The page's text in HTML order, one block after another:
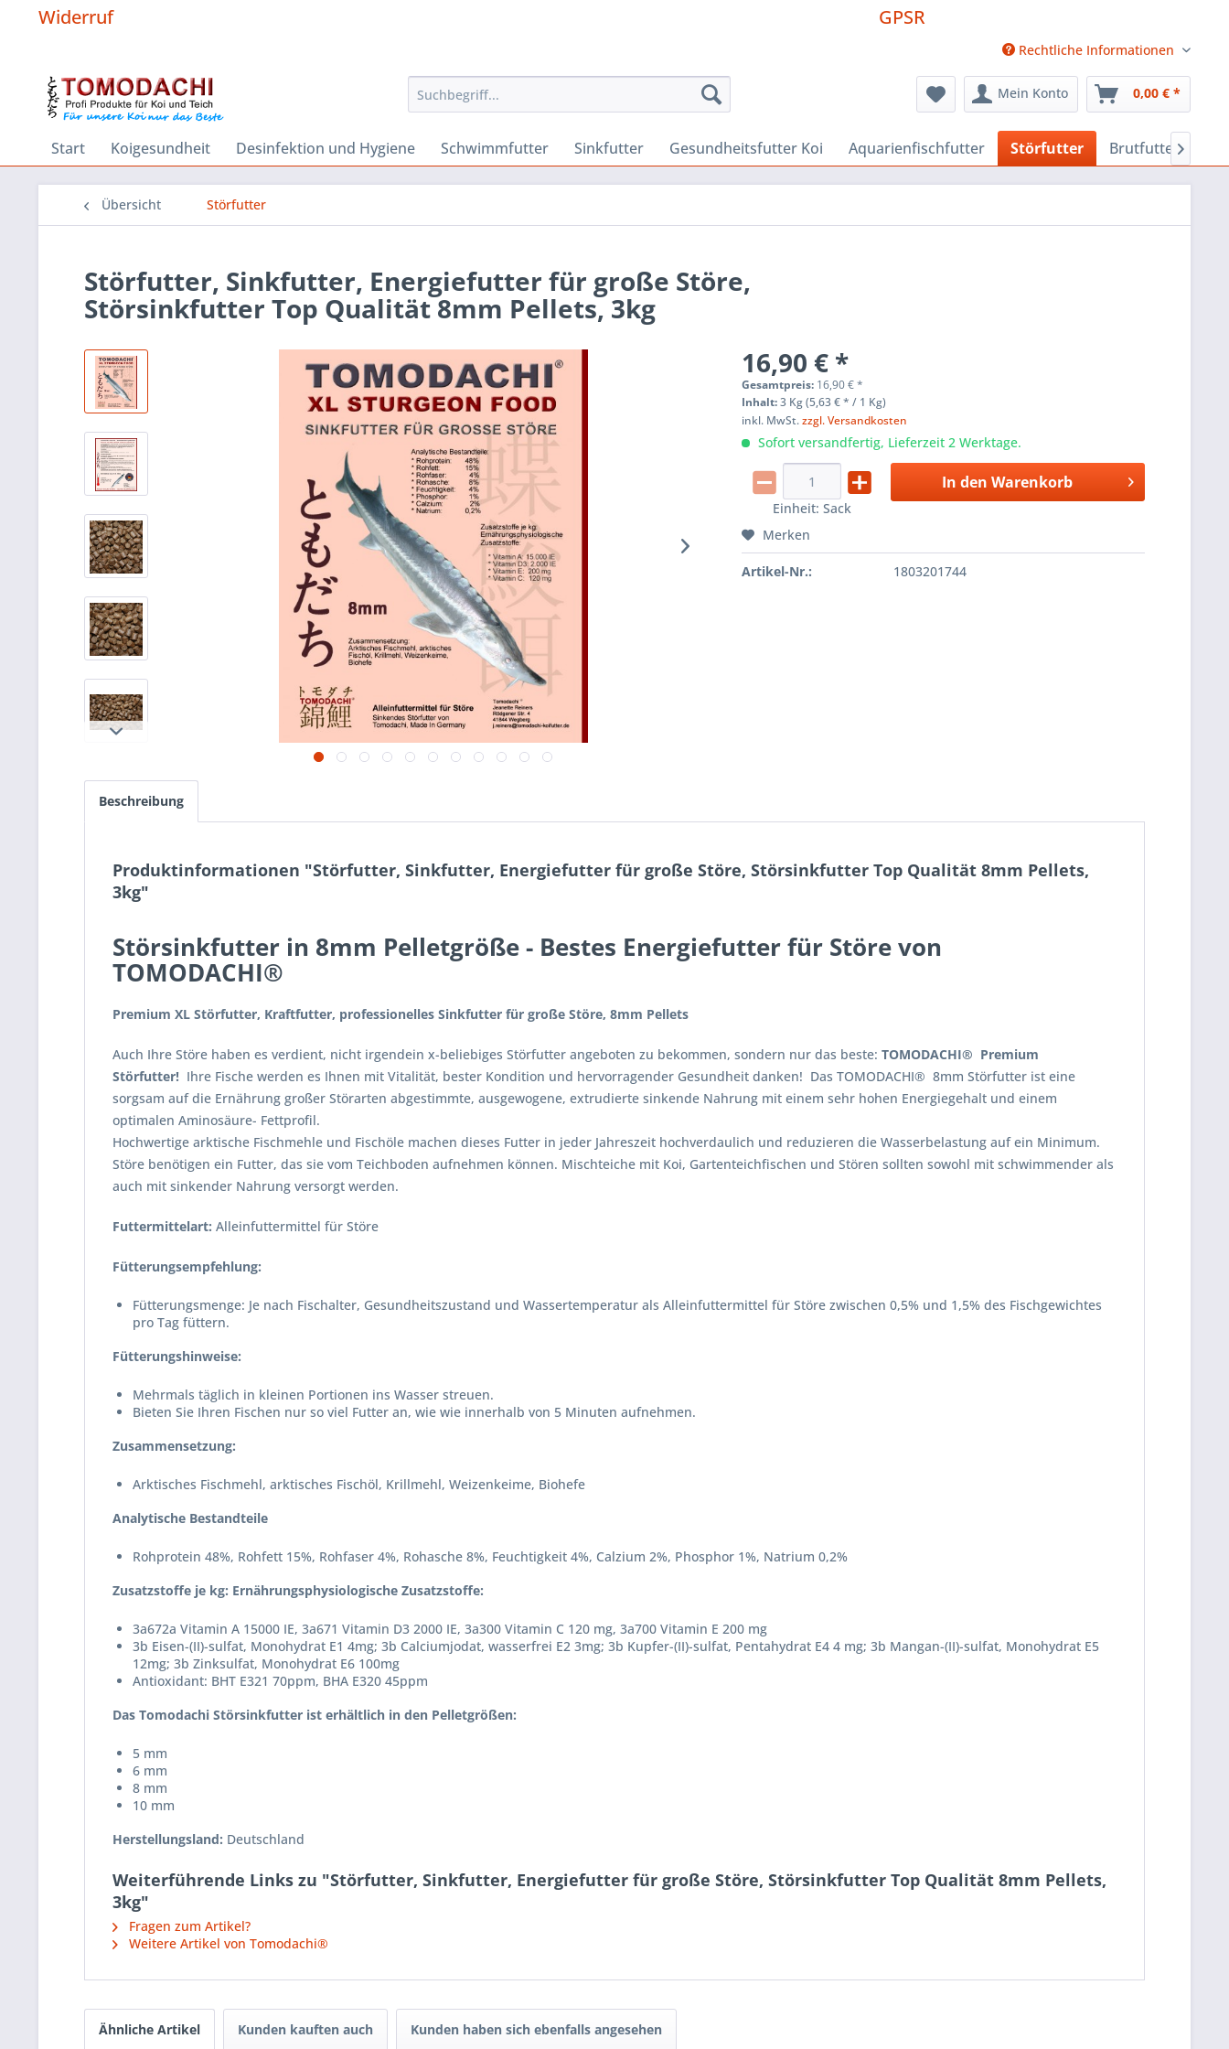
Widerruf GPSR
Rechtliche Informationen
Mein Konto 0,00 € *
Start Koigesundheit Desinfektion und Hygiene Schwimmfutter Sinkfutter Gesundheitsfutter Koi Aquarienfischfutter Störfutter Brutfutter
Übersicht Störfutter
Störfutter, Sinkfutter, Energiefutter für große Störe,
Störsinkfutter Top Qualität 8mm Pellets, 3kg
16,90 € *
Gesamtpreis: 16,90€*
Inhalt:3 Kg (5,63 € * / 1 Kg)
inkl. MwSt.zzgl. Versandkosten
Sofort versandfertig, Lieferzeit 2 Werktage.
Einheit:Sack
In den Warenkorb
Merken
Artikel-Nr.: 1803201744
Beschreibung
Produktinformationen "Störfutter, Sinkfutter, Energiefutter für große Störe, Störsinkfutter Top Qualität 8mm Pellets,
3kg"
Störsinkfutter in 8mm Pelletgröße - Bestes Energiefutter für Störe von
TOMODACHI®
Premium XL Störfutter, Kraftfutter, professionelles Sinkfutter für große Störe, 8mm Pellets
Auch Ihre Störe haben es verdient, nicht irgendein x-beliebiges Störfutter angeboten zu bekommen, sondern nur das beste: TOMODACHI® Premium
Störfutter! Ihre Fische werden es Ihnen mit Vitalität, bester Kondition und hervorragender Gesundheit danken! Das TOMODACHI® 8mm Störfutter ist eine
sorgsam auf die Ernährung großer Störarten abgestimmte, ausgewogene, extrudierte sinkende Nahrung mit einem sehr hohen Energiegehalt und einem
optimalen Aminosäure- Fettprofil.
Hochwertige arktische Fischmehle und Fischöle machen dieses Futter in jeder Jahreszeit hochverdaulich und reduzieren die Wasserbelastung auf ein Minimum.
Störe benötigen ein Futter, das sie vom Teichboden aufnehmen können. Mischteiche mit Koi, Gartenteichfischen und Stören sollten sowohl mit schwimmender als
auch mit sinkender Nahrung versorgt werden.
Futtermittelart: Alleinfuttermittel für Störe
Fütterungsempfehlung:
Fütterungsmenge: Je nach Fischalter, Gesundheitszustand und Wassertemperatur als Alleinfuttermittel für Störe zwischen 0,5% und 1,5% des Fischgewichtes
pro Tag füttern.
Fütterungshinweise:
Mehrmals täglich in kleinen Portionen ins Wasser streuen.
Bieten Sie Ihren Fischen nur so viel Futter an, wie wie innerhalb von 5 Minuten aufnehmen.
Zusammensetzung:
Arktisches Fischmehl, arktisches Fischöl, Krillmehl, Weizenkeime, Biohefe
Analytische Bestandteile
Rohprotein 48%, Rohfett 15%, Rohfaser 4%, Rohasche 8%, Feuchtigkeit 4%, Calzium 2%, Phosphor 1%, Natrium 0,2%
Zusatzstoffe je kg: Ernährungsphysiologische Zusatzstoffe:
3a672a Vitamin A 15000 IE, 3a671 Vitamin D3 2000 IE, 3a300 Vitamin C 120 mg, 3a700 Vitamin E 200 mg
3b Eisen-(II)-sulfat, Monohydrat E1 4mg; 3b Calciumjodat, wasserfrei E2 3mg; 3b Kupfer-(II)-sulfat, Pentahydrat E4 4 mg; 3b Mangan-(II)-sulfat, Monohydrat E5
12mg; 3b Zinksulfat, Monohydrat E6 100mg
Antioxidant: BHT E321 70ppm, BHA E320 45ppm
Das Tomodachi Störsinkfutter ist erhältlich in den Pelletgrößen:
5 mm
6 mm
8 mm
10 mm
Herstellungsland: Deutschland
Weiterführende Links zu "Störfutter, Sinkfutter, Energiefutter für große Störe, Störsinkfutter Top Qualität 8mm Pellets,
3kg"
Fragen zum Artikel?
Weitere Artikel von Tomodachi®
Ähnliche Artikel Kunden kauften auch Kunden haben sich ebenfalls angesehen